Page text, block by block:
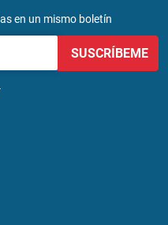
en un mismo boletín
SUSCRÍBEME